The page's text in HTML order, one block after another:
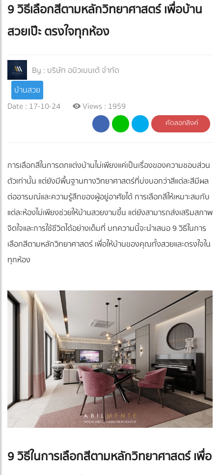
9 วิธีเลือกสีตามหลักวิทยาศาสตร์ เพื่อบ้าน
สวยเป๊ะ ตรงใจทุกห้อง
By : บริษัท อบิวเมนเต้ จำกัด
บ้านสวย
Date : 17-10-24
Views : 1959
คัดลอกลิงค์
การเลือกสีในการตกแต่งบ้านไม่เพียงแค่เป็นเรื่องของความชอบส่วน
ตัวเท่านั้น แต่ยังมีพื้นฐานทางวิทยาศาสตร์ที่บ่งบอกว่าสีแต่ละสีมีผล
ต่ออารมณ์และความรู้สึกของผู้อยู่อาศัยได้ การเลือกสีให้เหมาะสมกับ
แต่ละห้องไม่เพียงช่วยให้บ้านสวยงามขึ้น แต่ยังสามารถส่งเสริมสภาพ
จิตใจและการใช้ชีวิตได้อย่างเต็มที่ บทความนี้จะนำเสนอ 9 วิธีในการ
เลือกสีตามหลักวิทยาศาสตร์ เพื่อให้บ้านของคุณทั้งสวยและตรงใจใน
ทุกห้อง
9 วิธีในการเลือกสีตามหลักวิทยาศาสตร์ เพื่อ